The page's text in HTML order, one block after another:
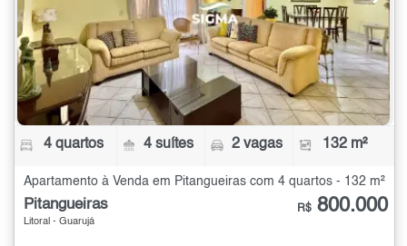
4 quartos 4 suítes 2 vagas 132 m²
Apartamento à Venda em Pitangueiras com 4 quartos - 132 m²
Pitangueiras
Litoral - Guarujá
R$ 800.000